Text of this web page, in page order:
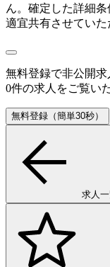
ん。確定した詳細
適宜共有させていた
無料登録で非公開求
0件の求人をご覧い
無料登録（簡単30秒）
求人